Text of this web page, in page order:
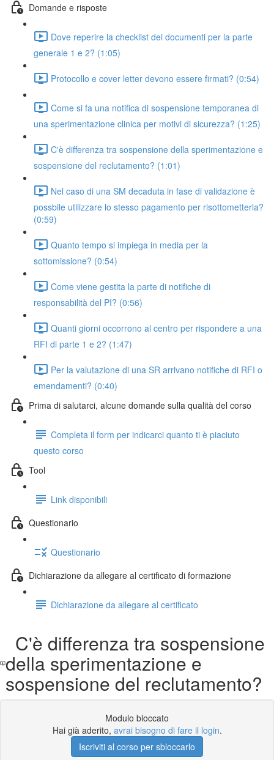
Domande e risposte
Dove reperire la checklist dei documenti per la parte
generale 1 e 2? (1:05)
Protocollo e cover letter devono essere firmati? (0:54)
Come si fa una notifica di sospensione temporanea di
una sperimentazione clinica per motivi di sicurezza? (1:25)
C'è differenza tra sospensione della sperimentazione e
sospensione del reclutamento? (1:01)
Nel caso di una SM decaduta in fase di validazione è
possbile utilizzare lo stesso pagamento per risottometterla?
(0:59)
Quanto tempo si impiega in media per la
sottomissione? (0:54)
Come viene gestita la parte di notifiche di
responsabilità del PI? (0:56)
Quanti giorni occorrono al centro per rispondere a una
RFI di parte 1 e 2? (1:47)
Per la valutazione di una SR arrivano notifiche di RFI o
emendamenti? (0:40)
Prima di salutarci, alcune domande sulla qualità del corso
Completa il form per indicarci quanto ti è piaciuto
questo corso
Tool
Link disponibili
Questionario
Questionario
Dichiarazione da allegare al certificato di formazione
Dichiarazione da allegare al certificato
C'è differenza tra sospensione
della sperimentazione e
sospensione del reclutamento?
Modulo bloccato
Hai già aderito, avrai bisogno di fare il login.
Iscriviti al corso per sbloccarlo